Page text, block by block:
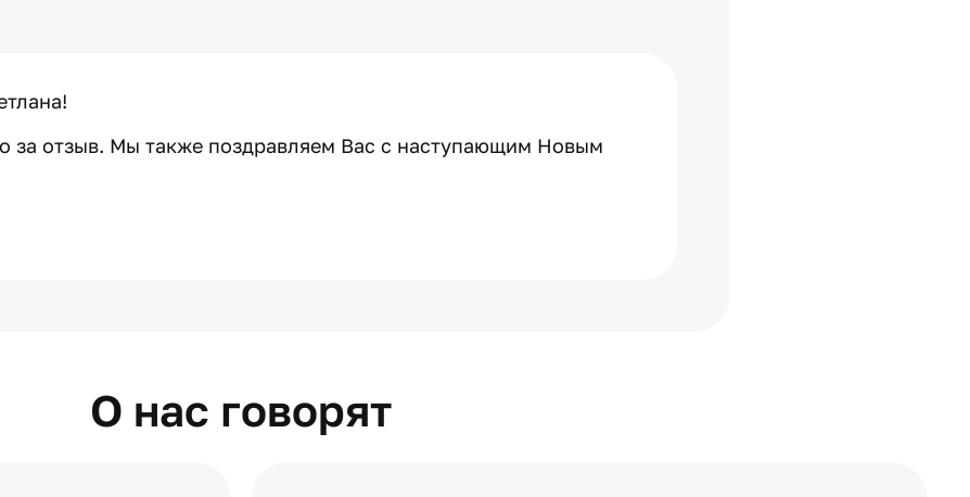
за отзыв. Мы также поздравляем Вас с наступающим Новым
О нас говорят